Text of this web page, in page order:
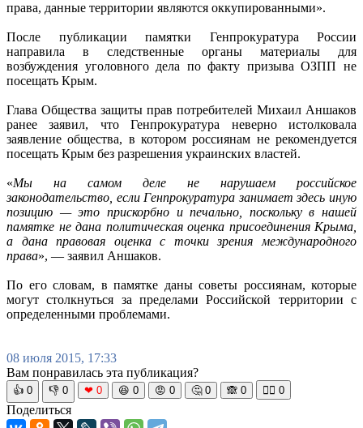
права, данные территории являются оккупированными».
После публикации памятки Генпрокуратура России
направила в следственные органы материалы для
возбуждения уголовного дела по факту призыва ОЗПП не
посещать Крым.
Глава Общества защиты прав потребителей Михаил Аншаков
ранее заявил, что Генпрокуратура неверно истолковала
заявление общества, в котором россиянам не рекомендуется
посещать Крым без разрешения украинских властей.
«Мы на самом деле не нарушаем российское
законодательство, если Генпрокуратура занимает здесь иную
позицию — это прискорбно и печально, поскольку в нашей
памятке не дана политическая оценка присоединения Крыма,
а дана правовая оценка с точки зрения международного
права», — заявил Аншаков.
По его словам, в памятке даны советы россиянам, которые
могут столкнуться за пределами Российской территории с
определенными проблемами.
08 июля 2015, 17:33
Вам понравилась эта публикация?
👍 0 👎 0 ❤ 0 😆 0 😡 0 🤔 0 🙈 0 🧘‍♀️ 0
Поделиться